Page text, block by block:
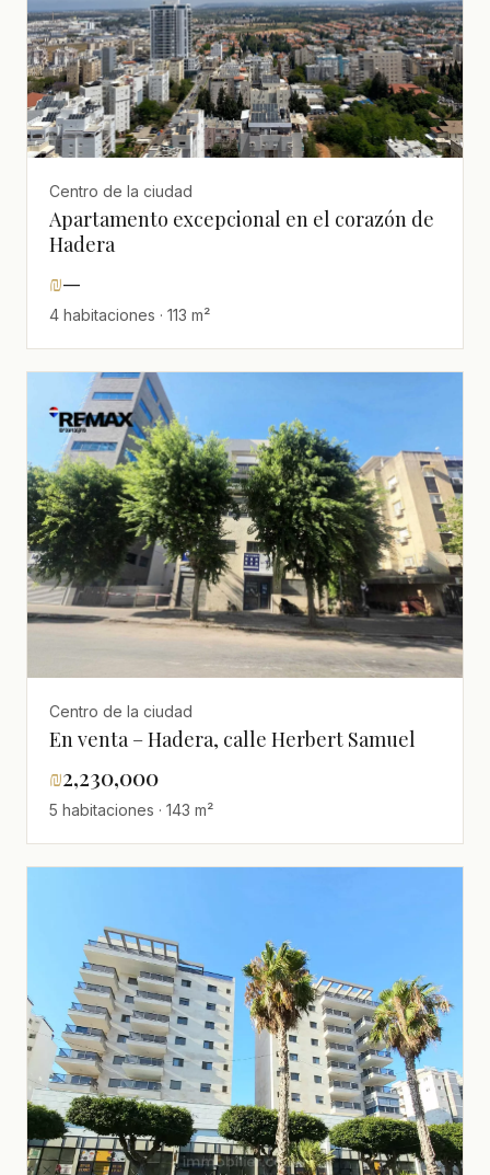
Centro de la ciudad
Apartamento excepcional en el corazón de
Hadera
₪—
4 habitaciones · 113 m²
Centro de la ciudad
En venta – Hadera, calle Herbert Samuel
₪2,230,000
5 habitaciones · 143 m²